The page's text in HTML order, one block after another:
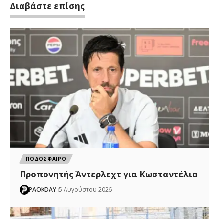
Διαβάστε επίσης
ΠΟΔΟΣΦΑΙΡΟ
Προπονητής Άντερλεχτ για Κωσταντέλια
PAOKDAY 5 Αυγούστου 2026